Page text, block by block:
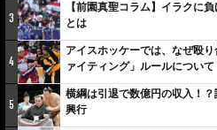
3
【前園真聖コラム】イラクに
とは
4
アイスホッケーでは、なぜ殴
ァイティング」ルールについて
5
横綱は引退で数億円の収入！
興行